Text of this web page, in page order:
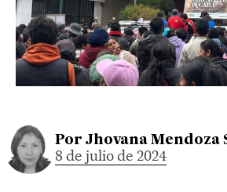
Por Jhovana Mendoza
8 de julio de 2024